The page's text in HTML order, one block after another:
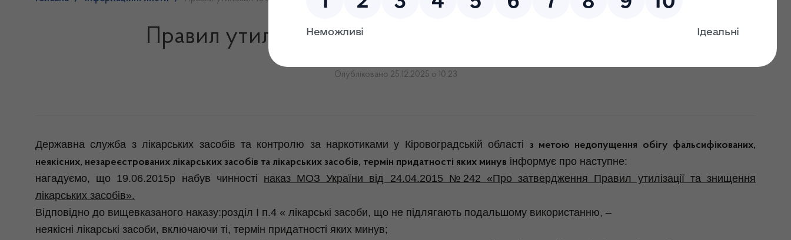
Правил утилізації та знищення лікарських засобів
Опубліковано 25.12.2025 о 10:23
Державна служба з лікарських засобів та контролю за наркотиками у Кіровоградській області з метою недопущення обігу фальсифікованих,
неякісних, незареєстрованих лікарських засобів та лікарських засобів, термін придатності яких минув інформує про наступне:
нагадуємо, що 19.06.2015р набув чинності наказ МОЗ України від 24.04.2015 №242 «Про затвердження Правил утилізації та знищення
лікарських засобів».
Відповідно до вищевказаного наказу:розділ І п.4 « лікарські засоби, що не підлягають подальшому використанню, –
неякісні лікарські засоби, включаючи ті, термін придатності яких минув;